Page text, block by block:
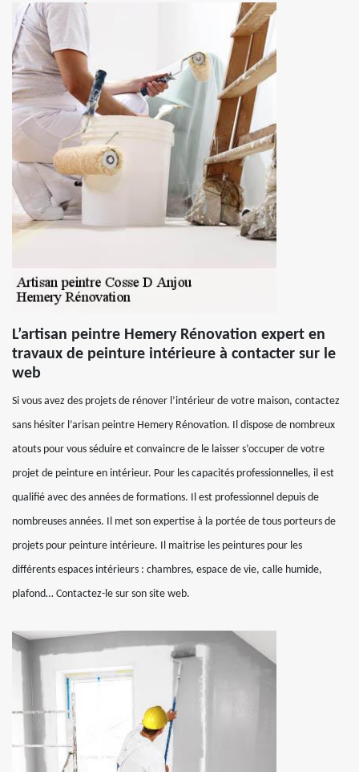
L’artisan peintre Hemery Rénovation expert en
travaux de peinture intérieure à contacter sur le
web
Si vous avez des projets de rénover l’intérieur de votre maison, contactez
sans hésiter l’arisan peintre Hemery Rénovation. Il dispose de nombreux
atouts pour vous séduire et convaincre de le laisser s’occuper de votre
projet de peinture en intérieur. Pour les capacités professionnelles, il est
qualifié avec des années de formations. Il est professionnel depuis de
nombreuses années. Il met son expertise à la portée de tous porteurs de
projets pour peinture intérieure. Il maitrise les peintures pour les
différents espaces intérieurs : chambres, espace de vie, calle humide,
plafond… Contactez-le sur son site web.